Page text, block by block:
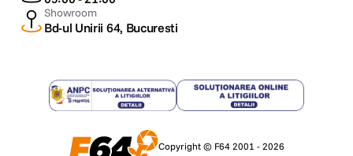
Showroom
Bd-ul Unirii 64, Bucuresti
Copyright © F64 2001 - 2026